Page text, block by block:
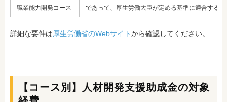
職業能力開発コース
であって、厚生労働大臣が定める基準に適合する教
詳細な要件は厚生労働省のWebサイトから確認してください。
【コース別】人材開発支援助成金の対象